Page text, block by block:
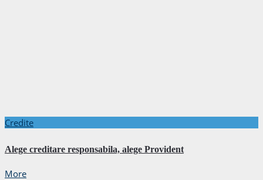
Credite
Alege creditare responsabila, alege Provident
More